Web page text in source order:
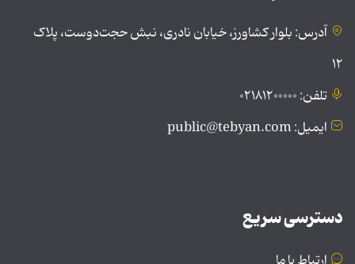
آدرس: بلوار کشاورز، خیابان نادری، نبش حجت‌دوست، پلاک
۱۲
تلفن: ۰۲۱۸۱۲۰۰۰۰۰
ایمیل: public@tebyan.com
دسترسی سریع